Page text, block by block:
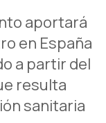
aportará
en España
a partir del
resulta
sanitaria